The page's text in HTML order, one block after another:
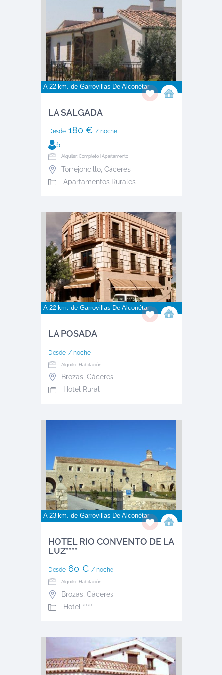
A 22 km. de Garrovillas De Alconétar
LA SALGADA
Desde180 € / noche
5
Alquiler: Completo | Apartamento
Torrejoncillo, Cáceres
Apartamentos Rurales
A 22 km. de Garrovillas De Alconétar
LA POSADA
Desde / noche
Alquiler: Habitación
Brozas, Cáceres
Hotel Rural
A 23 km. de Garrovillas De Alconétar
HOTEL RIO CONVENTO DE LA
LUZ****
Desde60 € / noche
Alquiler: Habitación
Brozas, Cáceres
Hotel ****